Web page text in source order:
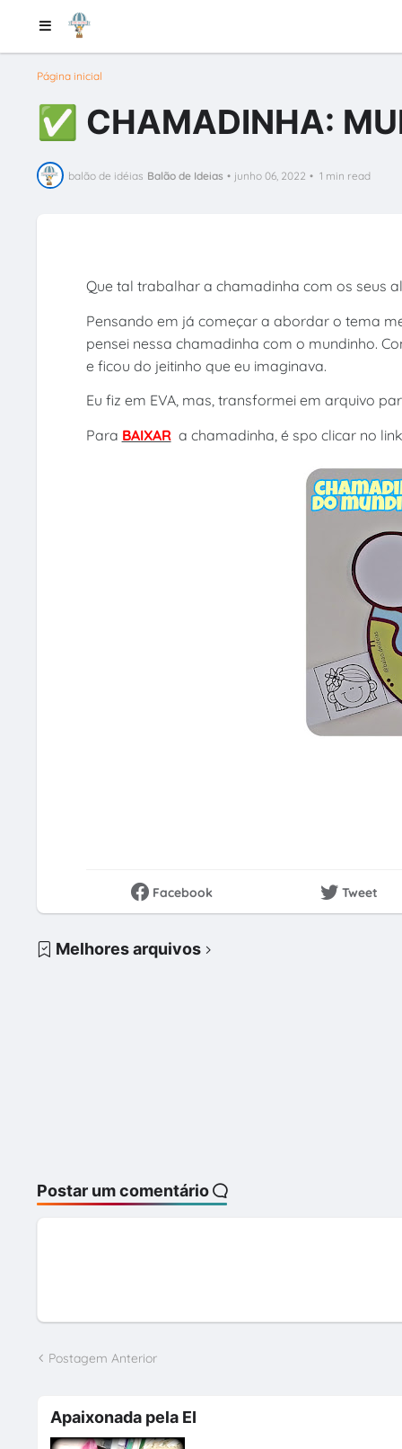
Página inicial
✅ CHAMADINHA:
balão de idéias Balão de Ideias • junho 06, 2022 • 1 min read
Que tal trabalhar a chamadinha com os seus
Pensando em já começar a abordar o tema
pensei nessa chamadinha com o mundinho.
e ficou do jeitinho que eu imaginava.
Eu fiz em EVA, mas, transformei em arquivo
Para BAIXARa chamadinha, é spo clicar no
Facebook Tweet
Melhores arquivos
Postar um comentário
Postagem Anterior
Apaixonada pela EI